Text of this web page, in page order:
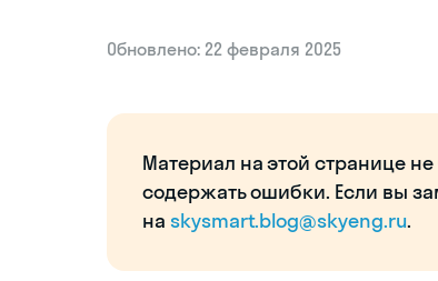
Обновлено: 22 февраля 2025
Материал на этой странице
содержать ошибки. Если вы
на skysmart.blog@skyeng.ru.